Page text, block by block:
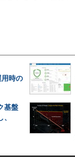
用時の
基盤